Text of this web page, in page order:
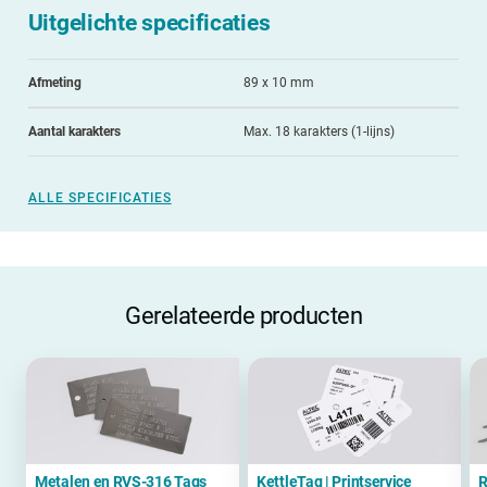
Uitgelichte specificaties
Afmeting 89 x 10 mm
Aantal karakters Max. 18 karakters (1-lijns)
ALLE SPECIFICATIES
Gerelateerde producten
Metalen en RVS-316 Tags KettleTag | Printservice